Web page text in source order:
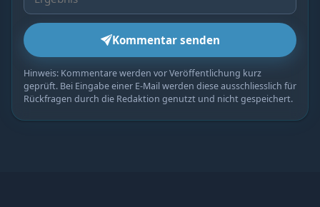
Kommentar senden
Hinweis: Kommentare werden vor Veröffentlichung kurz
geprüft. Bei Eingabe einer E-Mail werden diese ausschliesslich für
Rückfragen durch die Redaktion genutzt und nicht gespeichert.